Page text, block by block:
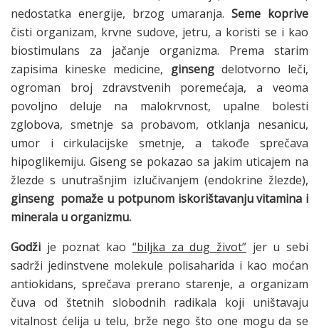
nedostatka energije, brzog umaranja. Seme koprive
čisti organizam, krvne sudove, jetru, a koristi se i kao
biostimulans za jačanje organizma. Prema starim
zapisima kineske medicine, ginsengdelotvorno leči,
ogroman broj zdravstvenih poremećaja, a veoma
povoljno deluje na malokrvnost, upalne bolesti
zglobova, smetnje sa probavom, otklanja nesanicu,
umor i cirkulacijske smetnje, a takođe sprečava
hipoglikemiju. Giseng se pokazao sa jakim uticajem na
žlezde s unutrašnjim izlučivanjem (endokrine žlezde),
ginseng pomaže u potpunom iskorištavanju vitamina i
minerala u organizmu.
Godži je poznat kao “biljka za dug život”jer u sebi
sadrži jedinstvene molekule polisaharida i kao moćan
antiokidans, sprečava prerano starenje, a organizam
čuva od štetnih slobodnih radikala koji uništavaju
vitalnost ćelija u telu, brže nego što one mogu da se